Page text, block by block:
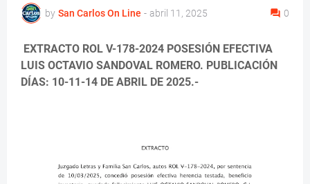
by San Carlos On Line - abril 11, 2025 0
EXTRACTO ROL V-178-2024 POSESIÓN EFECTIVA
LUIS OCTAVIO SANDOVAL ROMERO. PUBLICACIÓN
DÍAS: 10-11-14 DE ABRIL DE 2025.-